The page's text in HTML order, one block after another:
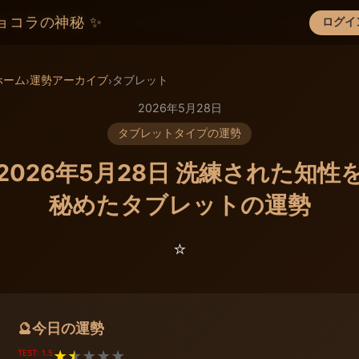
コラの神秘 ✨ ログイ
×
ーム›運勢アーカイブ›タブレット
2026年5月28日
タブレットタイプの運勢
年5月28日 洗練された知性
秘めたタブレットの運勢
⭐️
🔮今日の運勢
TEST: 1.5